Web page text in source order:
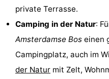
Städte
Sport
Radfahren
private Terrasse.
Camping in der Natur:
Amsterdamse Bos einen
Campingplatz, auch im
der Natur mit Zelt,